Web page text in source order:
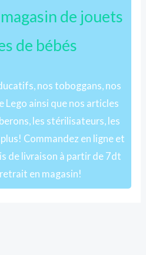
de jouets
de bébés
nos toboggans, nos
Lego ainsi que nos articles
les stérilisateurs, les
Commandez en ligne et
de livraison à partir de 7dt
en magasin!